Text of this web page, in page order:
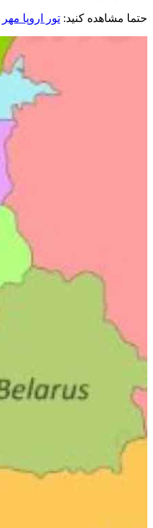
حتما مشاهده کنید: تور اروپا مهر